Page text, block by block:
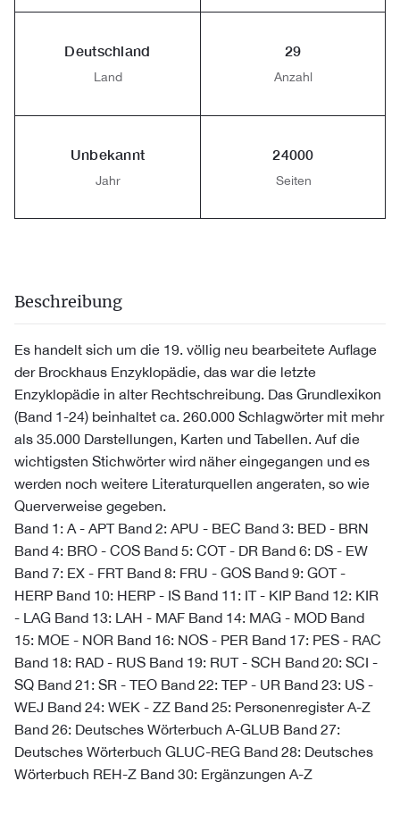
Deutschland
Land
29
Anzahl
Unbekannt
Jahr
24000
Seiten
Beschreibung
Es handelt sich um die 19. völlig neu bearbeitete Auflage
der Brockhaus Enzyklopädie, das war die letzte
Enzyklopädie in alter Rechtschreibung. Das Grundlexikon
(Band 1-24) beinhaltet ca. 260.000 Schlagwörter mit mehr
als 35.000 Darstellungen, Karten und Tabellen. Auf die
wichtigsten Stichwörter wird näher eingegangen und es
werden noch weitere Literaturquellen angeraten, so wie
Querverweise gegeben.
Band 1: A - APT Band 2: APU - BEC Band 3: BED - BRN
Band 4: BRO - COS Band 5: COT - DR Band 6: DS - EW
Band 7: EX - FRT Band 8: FRU - GOS Band 9: GOT -
HERP Band 10: HERP - IS Band 11: IT - KIP Band 12: KIR
- LAG Band 13: LAH - MAF Band 14: MAG - MOD Band
15: MOE - NOR Band 16: NOS - PER Band 17: PES - RAC
Band 18: RAD - RUS Band 19: RUT - SCH Band 20: SCI -
SQ Band 21: SR - TEO Band 22: TEP - UR Band 23: US -
WEJ Band 24: WEK - ZZ Band 25: Personenregister A-Z
Band 26: Deutsches Wörterbuch A-GLUB Band 27:
Deutsches Wörterbuch GLUC-REG Band 28: Deutsches
Wörterbuch REH-Z Band 30: Ergänzungen A-Z